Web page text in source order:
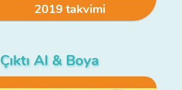
2019 takvimi
Çıktı Al & Boya